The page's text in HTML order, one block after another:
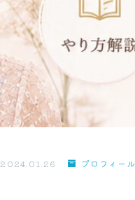
2024.01.26 プロフィール